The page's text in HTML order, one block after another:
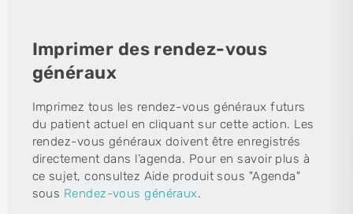
Imprimer des rendez-vous
généraux
Imprimez tous les rendez-vous généraux futurs
du patient actuel en cliquant sur cette action. Les
rendez-vous généraux doivent être enregistrés
directement dans l’agenda. Pour en savoir plus à
ce sujet, consultez Aide produit sous "Agenda"
sous Rendez-vous généraux.